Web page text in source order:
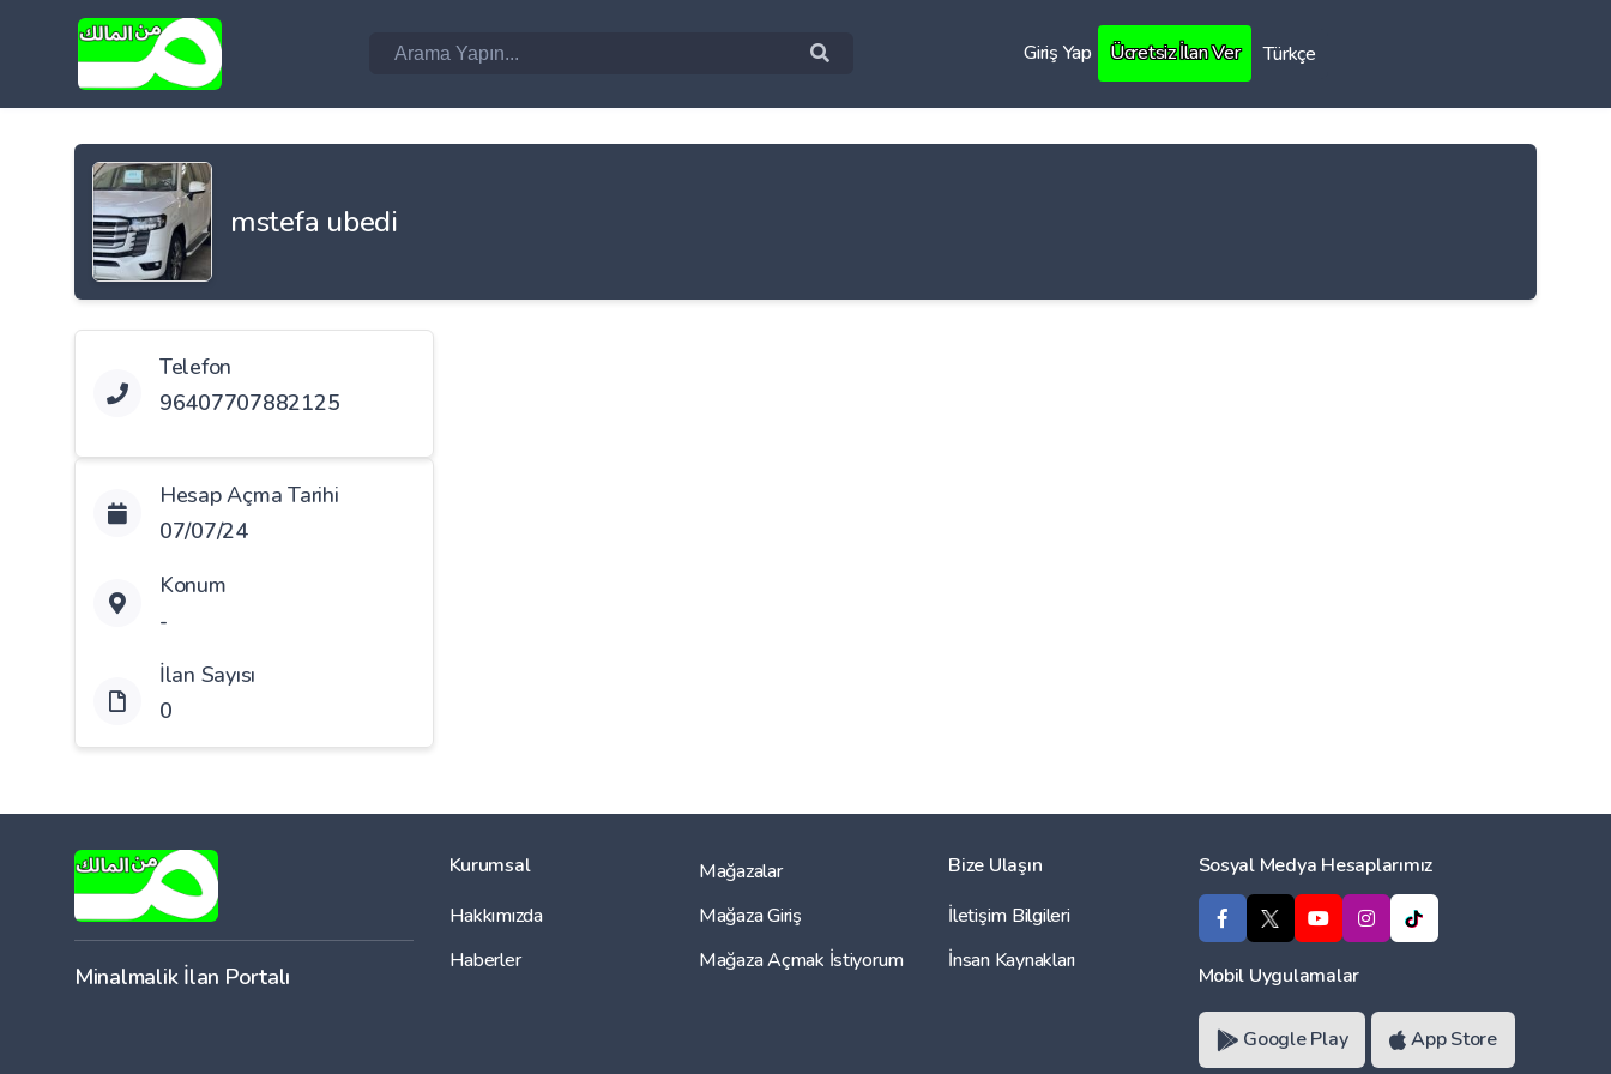
Giriş Yap Ücretsiz İlan Ver Türkçe
mstefa ubedi
Telefon
96407707882125
Hesap Açma Tarihi
07/07/24
Konum
-
İlan Sayısı
0
Minalmalik İlan Portalı
Kurumsal
Hakkımızda
Haberler
Mağazalar
Mağaza Giriş
Mağaza Açmak İstiyorum
Bize Ulaşın
İletişim Bilgileri
İnsan Kaynakları
Sosyal Medya Hesaplarımız
Mobil Uygulamalar
Google Play App Store